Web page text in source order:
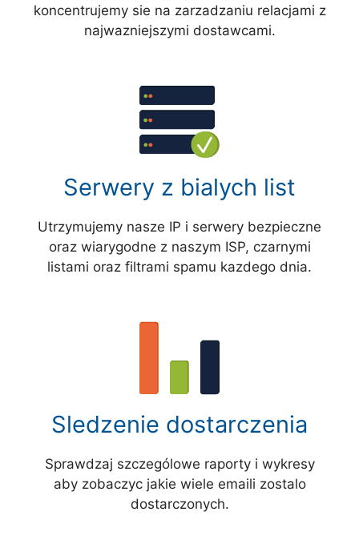
koncentrujemy sie na zarzadzaniu relacjami z
najwazniejszymi dostawcami.
Serwery z bialych list
Utrzymujemy nasze IP i serwery bezpieczne
oraz wiarygodne z naszym ISP, czarnymi
listami oraz filtrami spamu kazdego dnia.
Sledzenie dostarczenia
Sprawdzaj szczególowe raporty i wykresy
aby zobaczyc jakie wiele emaili zostalo
dostarczonych.